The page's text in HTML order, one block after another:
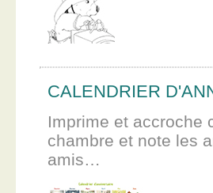
CALENDRIER
Imprime et accroche
chambre et note les
amis…